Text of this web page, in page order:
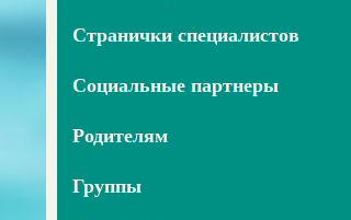
Странички специалистов
Социальные партнеры
Родителям
Группы